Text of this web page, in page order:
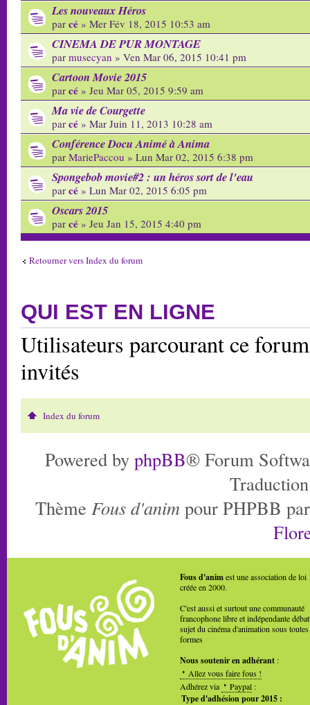
Les nouveaux Héros
par cé » Mer Fév 18, 2015 10:53 am
CINEMA DE PUR MONTAGE
par musecyan » Ven Mar 06, 2015 10:41 pm
Cartoon Movie 2015
par cé » Jeu Mar 05, 2015 9:59 am
Ma vie de Courgette
par cé » Mar Juin 11, 2013 10:28 am
Conférence Docu Animé à Anima
par MariePaccou » Lun Mar 02, 2015 6:38 pm
Spongebob movie#2 : un héros sort de l'eau
par cé » Lun Mar 02, 2015 6:05 pm
Oscars 2015
par cé » Jeu Jan 15, 2015 4:40 pm
Retourner vers Index du forum
QUI EST EN LIGNE
Utilisateurs parcourant ce
invités
Index du forum
Powered by phpBB® Forum
Thème Fous d'anim pour PHPBB
Fous d'animest une association de loi
créée en 2000.
C'est aussi et surtout une communauté
francophone libre et indépendante
sujet du cinéma d'animation sous toutes
formes
Nous soutenir en adhérant :
Allez vous faire fous !
Adhérez via
Paypal :
Type d'adhésion pour 2015 :